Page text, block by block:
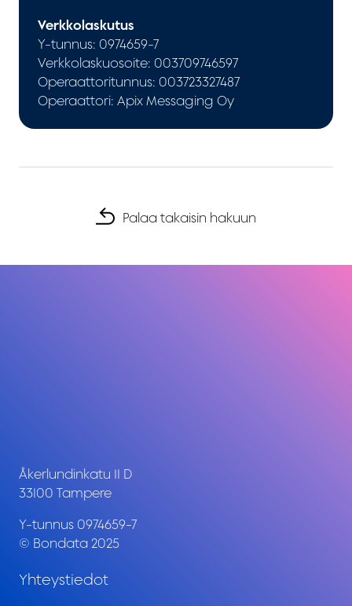
Verkkolaskutus
Y-tunnus: 0974659-7
Verkkolaskuosoite: 003709746597
Operaattoritunnus: 003723327487
Operaattori: Apix Messaging Oy
Palaa takaisin hakuun
Åkerlundinkatu 11 D
33100 Tampere
Y-tunnus 0974659-7
© Bondata 2025
Yhteystiedot